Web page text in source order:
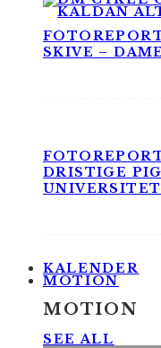
SKIVE –
DRISTIGE
KALENDER
MOTION
MOTION
SEE ALL